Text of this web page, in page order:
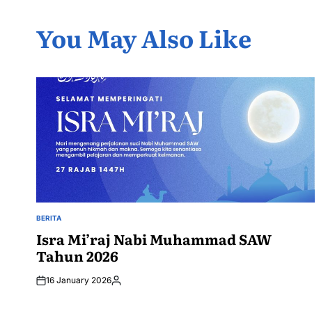
You May Also Like
POSTED
BERITA
Isra Mi’raj Nabi Muhammad SAW
Tahun 2026
16 January 2026Posted